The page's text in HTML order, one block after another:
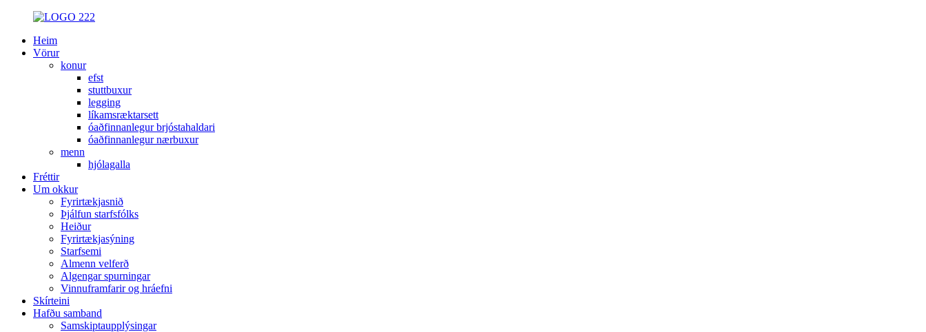
Heim
Vörur
konur
efst
stuttbuxur
legging
líkamsræktarsett
óaðfinnanlegur brjóstahaldari
óaðfinnanlegur nærbuxur
menn
hjólagalla
Fréttir
Um okkur
Fyrirtækjasnið
Þjálfun starfsfólks
Heiður
Fyrirtækjasýning
Starfsemi
Almenn velferð
Algengar spurningar
Vinnuframfarir og hráefni
Skírteini
Hafðu samband
Samskiptaupplýsingar